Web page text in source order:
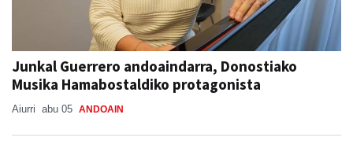
Junkal Guerrero andoaindarra, Donostiako
Musika Hamabostaldiko protagonista
Aiurri abu 05 ANDOAIN